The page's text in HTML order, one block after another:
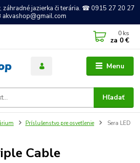
záhradné jazierka či terária. ☎ 0915 27 20 27
Menu
Hľadať
0 ks
za 0 €
Príslušenstvo pre osvetlenie
Sera LED
Cable